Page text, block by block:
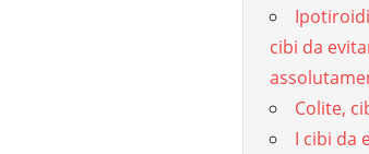
cibi da
Colite,
I cibi da